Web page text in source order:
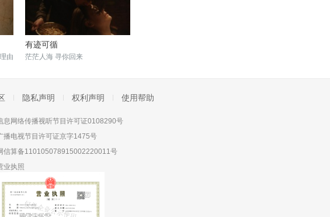
由
有迹可循
茫茫人海 寻你回来
隐私声明 权利声明 使用帮助
息网络传播视听节目许可证0108290号
播电视节目许可证京字1475号
信算备110105078915002220011号
业执照